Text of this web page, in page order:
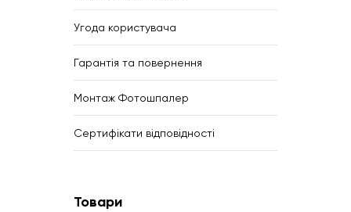
Угода користувача
Гарантія та повернення
Монтаж Фотошпалер
Сертифікати відповідності
Товари